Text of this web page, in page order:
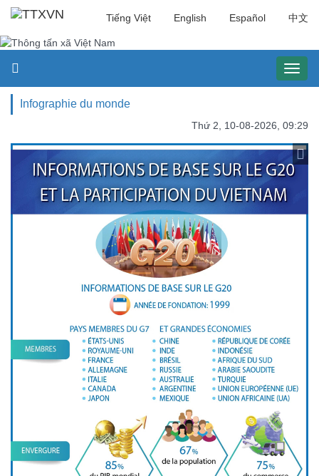
Tiếng Việt English Español 中文
Infographie du monde
Thứ 2, 10-08-2026, 09:29